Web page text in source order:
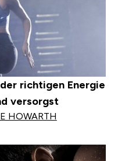
richtigen Energie
versorgst
HOWARTH